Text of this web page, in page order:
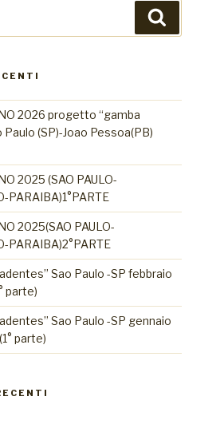
2026 progetto “gamba
(SP)-Joao Pessoa(PB)
2025 (SAO PAULO-
PARAIBA)1°PARTE
2025(SAO PAULO-
PARAIBA)2°PARTE
Sao Paulo -SP febbraio
parte)
Sao Paulo -SP gennaio
parte)